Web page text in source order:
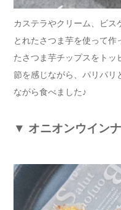
カステラやクリーム、ビス
とれたさつま芋を使って
たさつま芋チップスをトッ
節を感じながら、パリパリ
ながら食べました♪
▼ オニオンウイン